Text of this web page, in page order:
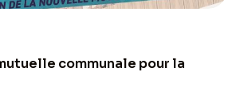
communale pour la